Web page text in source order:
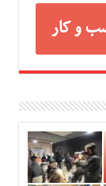
و کار